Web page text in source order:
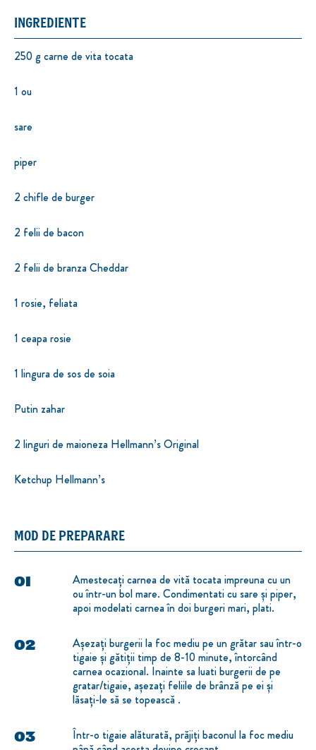
INGREDIENTE
250 g carne de vita tocata
1 ou
sare
piper
2 chifle de burger
2 felii de bacon
2 felii de branza Cheddar
1 rosie, feliata
1 ceapa rosie
1 lingura de sos de soia
Putin zahar
2 linguri de maioneza Hellmann’s Original
Ketchup Hellmann’s
MOD DE PREPARARE
Amestecați carnea de vită tocata impreuna cu un
ou într-un bol mare. Condimentati cu sare și piper,
apoi modelati carnea în doi burgeri mari, plati.
Așezați burgerii la foc mediu pe un grătar sau într-o
tigaie și gătiții timp de 8-10 minute, întorcând
carnea ocazional. Inainte sa luati burgerii de pe
gratar/tigaie, așezați feliile de brânză pe ei și
lăsați-le să se topească .
Într-o tigaie alăturată, prăjiți baconul la foc mediu